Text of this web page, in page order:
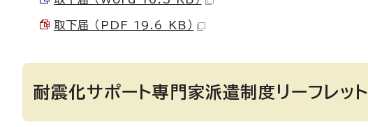
取下届 （PDF 19.6 KB）
耐震化サポート専門家派遣制度リーフレット